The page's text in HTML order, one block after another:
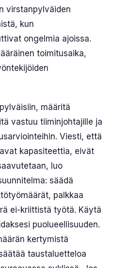
virstanpylväiden
kun
ongelmia ajoissa.
toimitusaika,
määritä
vastuu tiiminjohtajille ja
Viesti, että
kapasiteettia, eivät
luo
säädä
palkkaa
ei-kriittistä työtä. Käytä
puolueellisuuden.
kertymistä
taustaluetteloa